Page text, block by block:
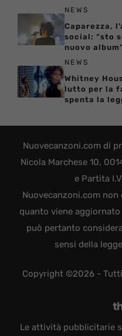
NEWS
Caparezza,
social: “sto
nuovo
NEWS
Whitney
lutto per la
spenta la
Nuovecanzoni.com di
Nicola Marchese 10,
e Partita
Nuovecanzoni.com
quanto viene
può pertanto
sensi della
Copyright ©2026 -
Le attività pubblicitarie